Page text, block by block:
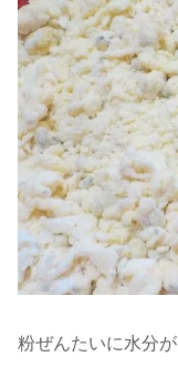
粉ぜんたいに水分